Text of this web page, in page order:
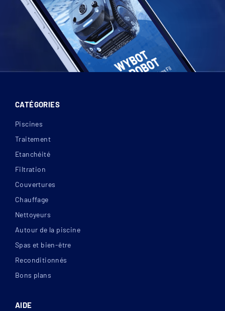
CATÉGORIES
Piscines
Traitement
Etanchéité
Filtration
Couvertures
Chauffage
Nettoyeurs
Autour de la piscine
Spas et bien-être
Reconditionnés
Bons plans
AIDE